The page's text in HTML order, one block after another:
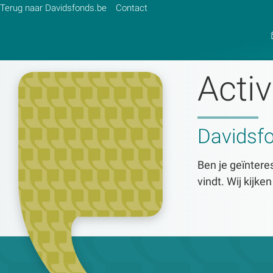
Terug naar Davidsfonds.be Contact
Ben je
vindt. Wij
Zoek: